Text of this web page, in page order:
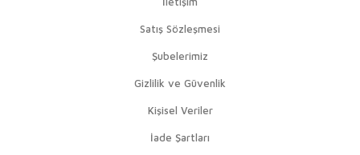
Satış Sözleşmesi
Şubelerimiz
Gizlilik ve Güvenlik
Kişisel Veriler
İade Şartları